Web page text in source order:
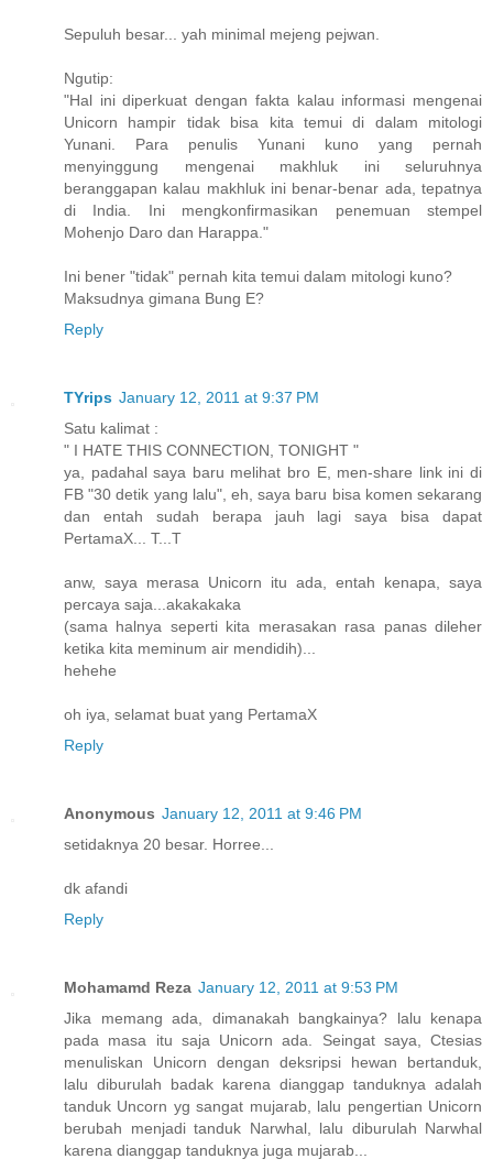
Sepuluh besar... yah minimal mejeng pejwan.
Ngutip:
"Hal ini diperkuat dengan fakta kalau informasi mengenai
Unicorn hampir tidak bisa kita temui di dalam mitologi
Yunani. Para penulis Yunani kuno yang pernah
menyinggung mengenai makhluk ini seluruhnya
beranggapan kalau makhluk ini benar-benar ada, tepatnya
di India. Ini mengkonfirmasikan penemuan stempel
Mohenjo Daro dan Harappa."
Ini bener "tidak" pernah kita temui dalam mitologi kuno?
Maksudnya gimana Bung E?
Reply
TYrips January 12, 2011 at 9:37 PM
Satu kalimat :
" I HATE THIS CONNECTION, TONIGHT "
ya, padahal saya baru melihat bro E, men-share link ini di
FB "30 detik yang lalu", eh, saya baru bisa komen sekarang
dan entah sudah berapa jauh lagi saya bisa dapat
PertamaX... T...T
anw, saya merasa Unicorn itu ada, entah kenapa, saya
percaya saja...akakakaka
(sama halnya seperti kita merasakan rasa panas dileher
ketika kita meminum air mendidih)...
hehehe
oh iya, selamat buat yang PertamaX
Reply
Anonymous January 12, 2011 at 9:46 PM
setidaknya 20 besar. Horree...
dk afandi
Reply
Mohamamd Reza January 12, 2011 at 9:53 PM
Jika memang ada, dimanakah bangkainya? lalu kenapa
pada masa itu saja Unicorn ada. Seingat saya, Ctesias
menuliskan Unicorn dengan deksripsi hewan bertanduk,
lalu diburulah badak karena dianggap tanduknya adalah
tanduk Uncorn yg sangat mujarab, lalu pengertian Unicorn
berubah menjadi tanduk Narwhal, lalu diburulah Narwhal
karena dianggap tanduknya juga mujarab...